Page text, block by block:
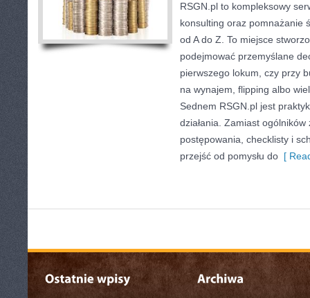
RSGN.pl to kompleksowy
konsulting oraz pomnażanie
od A do Z. To miejsce
podejmować przemyślane
pierwszego lokum, czy przy
na wynajem, flipping albo
Sednem RSGN.pl jest
działania. Zamiast
postępowania, checklisty i
przejść od pomysłu do [